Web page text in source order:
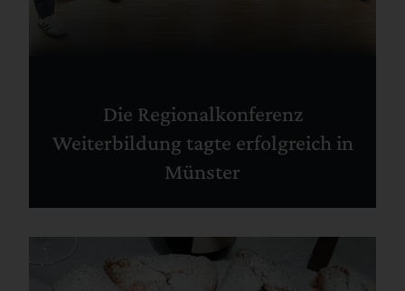
Die Regionalkonferenz
Weiterbildung tagte erfolgreich in
Münster